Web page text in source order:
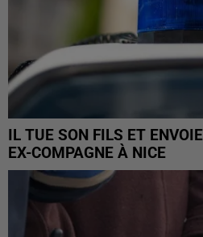
IL TUE SON FILS ET
EX-COMPAGNE À NICE